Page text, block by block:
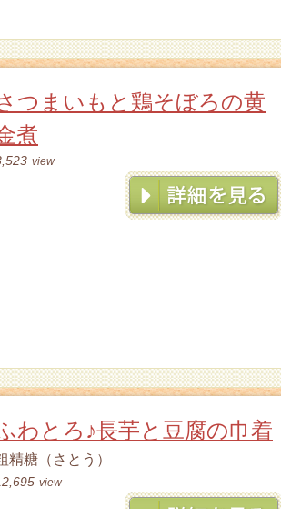
つまいもと鶏そぼろの黄
煮
view
わとろ♪長芋と豆腐の巾着
精糖（さとう）
view